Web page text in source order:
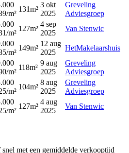
m²
131m²
3 okt
2025
Greveling
Adviesgroep
m²
127m²
4 sep
2025
Van Stenwic
m²
149m²
12 aug
2025
HetMakelaarshuis
m²
118m²
9 aug
2025
Greveling
Adviesgroep
m²
104m²
8 aug
2025
Greveling
Adviesgroep
m²
127m²
4 aug
2025
Van Stenwic
met een gemiddelde verkooptijd